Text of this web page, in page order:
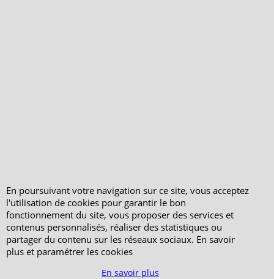
Votre Espace Adhérent
En poursuivant votre navigation sur ce site, vous acceptez
l'utilisation de cookies pour garantir le bon
fonctionnement du site, vous proposer des services et
contenus personnalisés, réaliser des statistiques ou
partager du contenu sur les réseaux sociaux. En savoir
plus et paramétrer les cookies
En savoir plus